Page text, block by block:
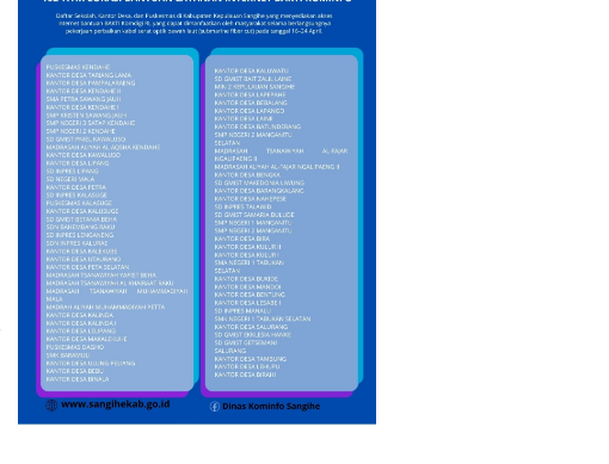
Bertahap dalam 12 Bulan
Kasus Ada Prosedur
Hukumnya